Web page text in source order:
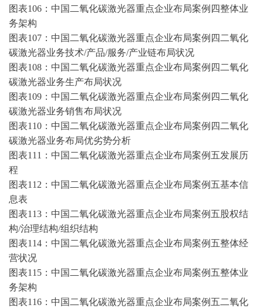
图表106：中国二氧化碳激光器重点企业布局案例四整体业
务架构
图表107：中国二氧化碳激光器重点企业布局案例四二氧化
碳激光器业务技术/产品/服务/产业链布局状况
图表108：中国二氧化碳激光器重点企业布局案例四二氧化
碳激光器业务生产布局状况
图表109：中国二氧化碳激光器重点企业布局案例四二氧化
碳激光器业务销售布局状况
图表110：中国二氧化碳激光器重点企业布局案例四二氧化
碳激光器业务布局优劣势分析
图表111：中国二氧化碳激光器重点企业布局案例五发展历
程
图表112：中国二氧化碳激光器重点企业布局案例五基本信
息表
图表113：中国二氧化碳激光器重点企业布局案例五股权结
构/治理结构/组织结构
图表114：中国二氧化碳激光器重点企业布局案例五整体经
营状况
图表115：中国二氧化碳激光器重点企业布局案例五整体业
务架构
图表116：中国二氧化碳激光器重点企业布局案例五二氧化